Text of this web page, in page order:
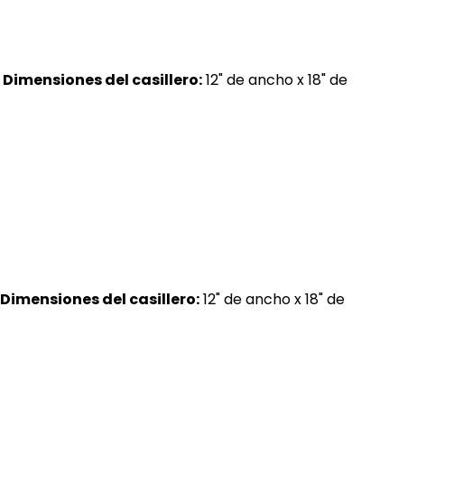
Dimensiones del casillero:12" de ancho x 18" de
Dimensiones del casillero:12" de ancho x 18" de